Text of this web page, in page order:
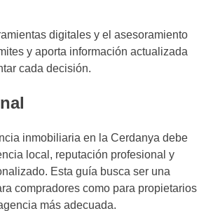
digitales y el asesoramiento
y aporta información actualizada
cada decisión.
inmobiliaria en la Cerdanya debe
local, reputación profesional y
Esta guía busca ser una
compradores como para propietarios
más adecuada.